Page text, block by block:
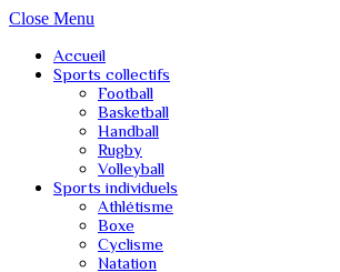
Close Menu
Accueil
Sports collectifs
Football
Basketball
Handball
Rugby
Volleyball
Sports individuels
Athlétisme
Boxe
Cyclisme
Natation